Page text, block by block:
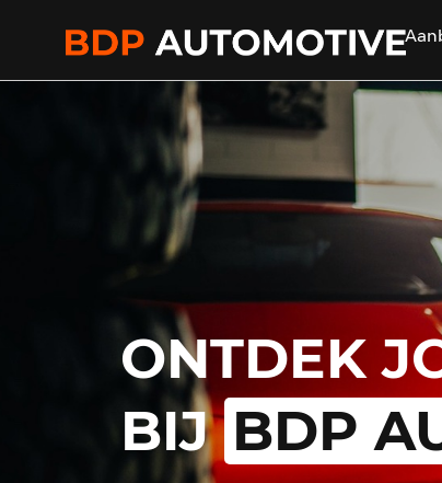
HOME
AANBOD
DIENSTEN
VERKOCHT
OVER ONS
ONTDEK
BIJBDP